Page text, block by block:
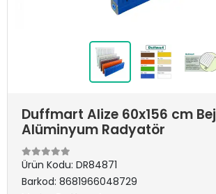
Duffmart Alize 60x156 cm Bej
Alüminyum Radyatör
Ürün Kodu: DR84871
Barkod: 8681966048729